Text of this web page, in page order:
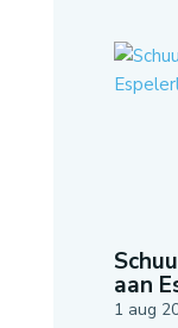
aan
1 aug